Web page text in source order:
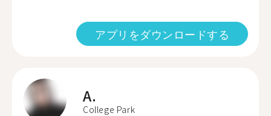
アプリをダウンロードする
A.
College Park